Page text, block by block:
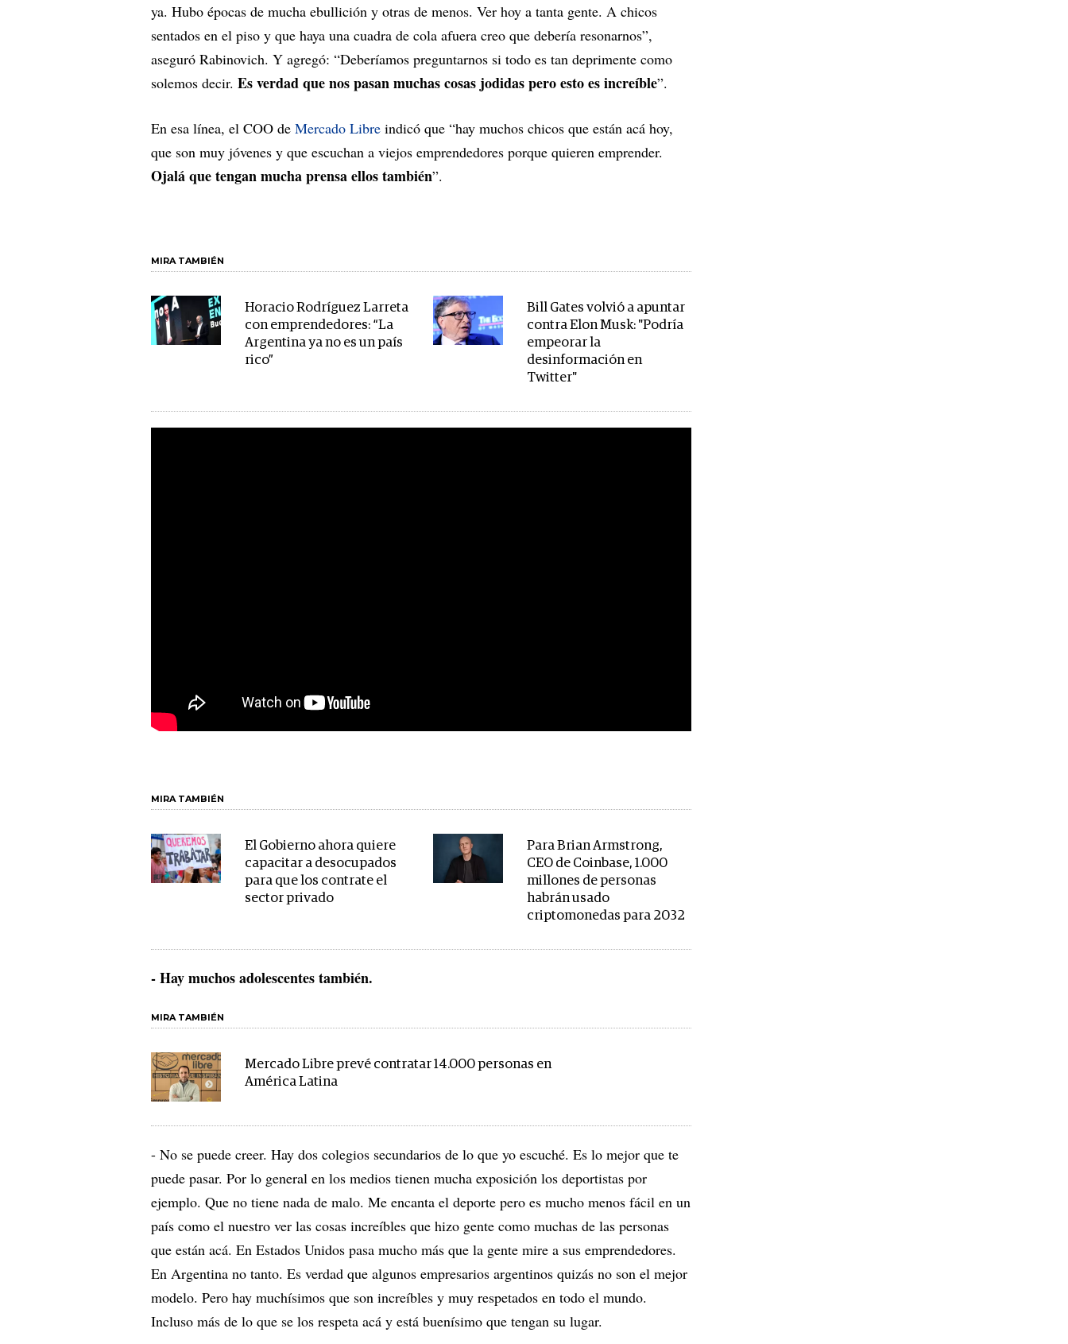
ya. Hubo épocas de mucha ebullición y otras de menos. Ver hoy a tanta gente. A chicos
sentados en el piso y que haya una cuadra de cola afuera creo que debería resonarnos”,
aseguró Rabinovich. Y agregó: “Deberíamos preguntarnos si todo es tan deprimente como
solemos decir. Es verdad que nos pasan muchas cosas jodidas pero esto es increíble”.
En esa línea, el COO de Mercado Libre indicó que “hay muchos chicos que están acá hoy,
que son muy jóvenes y que escuchan a viejos emprendedores porque quieren emprender.
Ojalá que tengan mucha prensa ellos también”.
MIRA TAMBIÉN
Horacio Rodríguez Larreta
con emprendedores: “La
Argentina ya no es un país
rico”
Bill Gates volvió a apuntar
contra Elon Musk: "Podría
empeorar la
desinformación en
Twitter"
MIRA TAMBIÉN
El Gobierno ahora quiere
capacitar a desocupados
para que los contrate el
sector privado
Para Brian Armstrong,
CEO de Coinbase, 1.000
millones de personas
habrán usado
criptomonedas para 2032
- Hay muchos adolescentes también.
MIRA TAMBIÉN
Mercado Libre prevé contratar 14.000 personas en
América Latina
- No se puede creer. Hay dos colegios secundarios de lo que yo escuché. Es lo mejor que te
puede pasar. Por lo general en los medios tienen mucha exposición los deportistas por
ejemplo. Que no tiene nada de malo. Me encanta el deporte pero es mucho menos fácil en un
país como el nuestro ver las cosas increíbles que hizo gente como muchas de las personas
que están acá. En Estados Unidos pasa mucho más que la gente mire a sus emprendedores.
En Argentina no tanto. Es verdad que algunos empresarios argentinos quizás no son el mejor
modelo. Pero hay muchísimos que son increíbles y muy respetados en todo el mundo.
Incluso más de lo que se los respeta acá y está buenísimo que tengan su lugar.